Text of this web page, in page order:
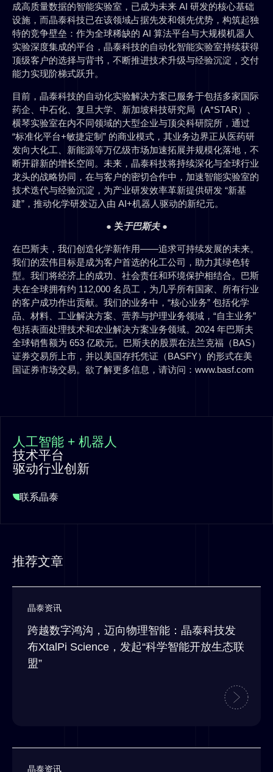
成高质量数据的智能实验室，已成为未来 AI 研发的核心基础
设施，而晶泰科技已在该领域占据先发和领先优势，构筑起独
特的竞争壁垒：作为全球稀缺的 AI 算法平台与大规模机器人
实验深度集成的平台，晶泰科技的自动化智能实验室持续获得
顶级客户的选择与背书，不断推进技术升级与经验沉淀，交付
能力实现阶梯式跃升。
目前，晶泰科技的自动化实验解决方案已服务于包括多家国际
药企、中石化、复旦大学、新加坡科技研究局（A*STAR）、
横琴实验室在内不同领域的大型企业与顶尖科研院所，通过
“标准化平台+敏捷定制” 的商业模式，其业务边界正从医药研
发向大化工、新能源等万亿级市场加速拓展并规模化落地，不
断开辟新的增长空间。未来，晶泰科技将持续深化与全球行业
龙头的战略协同，在与客户的密切合作中，加速智能实验室的
技术迭代与经验沉淀，为产业研发效率革新提供研发 “新基
建”，推动化学研发迈入由 AI+机器人驱动的新纪元。
● 关于巴斯夫 ●
在巴斯夫，我们创造化学新作用——追求可持续发展的未来。
我们的宏伟目标是成为客户首选的化工公司，助力其绿色转
型。我们将经济上的成功、社会责任和环境保护相结合。巴斯
夫在全球拥有约 112,000 名员工，为几乎所有国家、所有行业
的客户成功作出贡献。我们的业务中，“核心业务” 包括化学
品、材料、工业解决方案、营养与护理业务领域，“自主业务”
包括表面处理技术和农业解决方案业务领域。2024 年巴斯夫
全球销售额为 653 亿欧元。巴斯夫的股票在法兰克福（BAS）
证券交易所上市，并以美国存托凭证（BASFY）的形式在美
国证券市场交易。欲了解更多信息，请访问：www.basf.com
人工智能 + 机器人
技术平台
驱动行业创新
联系晶泰
推荐文章
晶泰资讯
跨越数字鸿沟，迈向物理智能：晶泰科技发
布XtalPi Science，发起“科学智能开放生态联
盟”
晶泰资讯